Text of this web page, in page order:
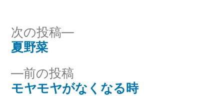
投
稿 前の投稿
の
モヤモヤがなくなる時
次の投稿
次
夏野菜